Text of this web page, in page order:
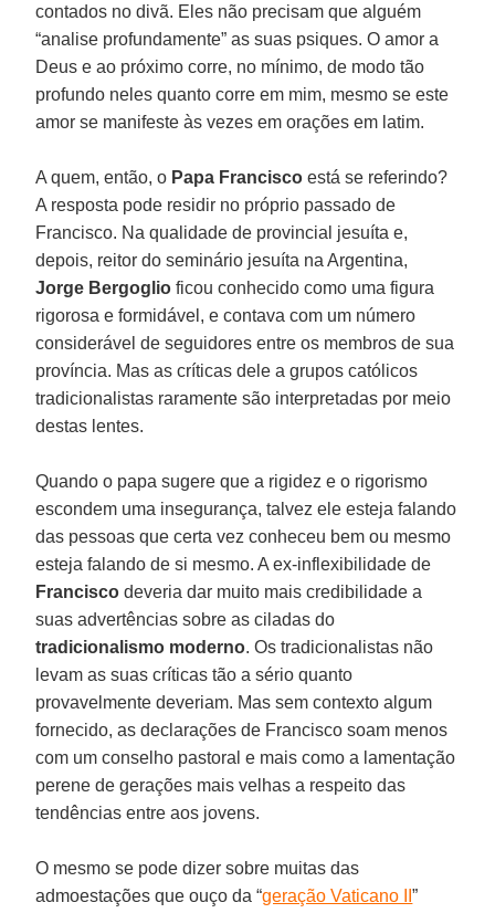
contados no divã. Eles não precisam que alguém
“analise profundamente” as suas psiques. O amor a
Deus e ao próximo corre, no mínimo, de modo tão
profundo neles quanto corre em mim, mesmo se este
amor se manifeste às vezes em orações em latim.
A quem, então, o Papa Francisco está se referindo?
A resposta pode residir no próprio passado de
Francisco. Na qualidade de provincial jesuíta e,
depois, reitor do seminário jesuíta na Argentina,
Jorge Bergoglio ficou conhecido como uma figura
rigorosa e formidável, e contava com um número
considerável de seguidores entre os membros de sua
província. Mas as críticas dele a grupos católicos
tradicionalistas raramente são interpretadas por meio
destas lentes.
Quando o papa sugere que a rigidez e o rigorismo
escondem uma insegurança, talvez ele esteja falando
das pessoas que certa vez conheceu bem ou mesmo
esteja falando de si mesmo. A ex-inflexibilidade de
Francisco deveria dar muito mais credibilidade a
suas advertências sobre as ciladas do
tradicionalismo moderno. Os tradicionalistas não
levam as suas críticas tão a sério quanto
provavelmente deveriam. Mas sem contexto algum
fornecido, as declarações de Francisco soam menos
com um conselho pastoral e mais como a lamentação
perene de gerações mais velhas a respeito das
tendências entre aos jovens.
O mesmo se pode dizer sobre muitas das
admoestações que ouço da “geração Vaticano II”